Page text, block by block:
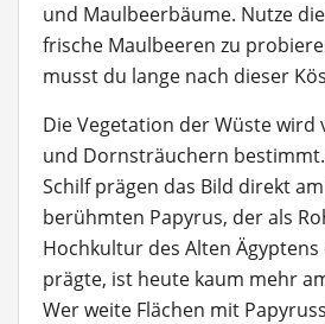
und Maulbeerbäume. Nutze
frische Maulbeeren zu
musst du lange nach dieser
Die Vegetation der Wüste wird
und Dornsträuchern
Schilf prägen das Bild direkt
berühmten Papyrus, der als
Hochkultur des Alten
prägte, ist heute kaum mehr
Wer weite Flächen mit